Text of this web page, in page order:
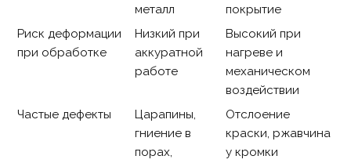
металл
покрытие
Риск деформации
при обработке
Низкий при
аккуратной
работе
Высокий при
нагреве и
механическом
воздействии
Частые дефекты
Царапины,
гниение в
порах,
Отслоение
краски, ржавчина
у кромки